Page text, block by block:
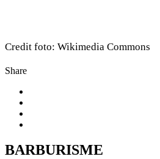
Credit foto: Wikimedia Commons
Share
BARBURISME